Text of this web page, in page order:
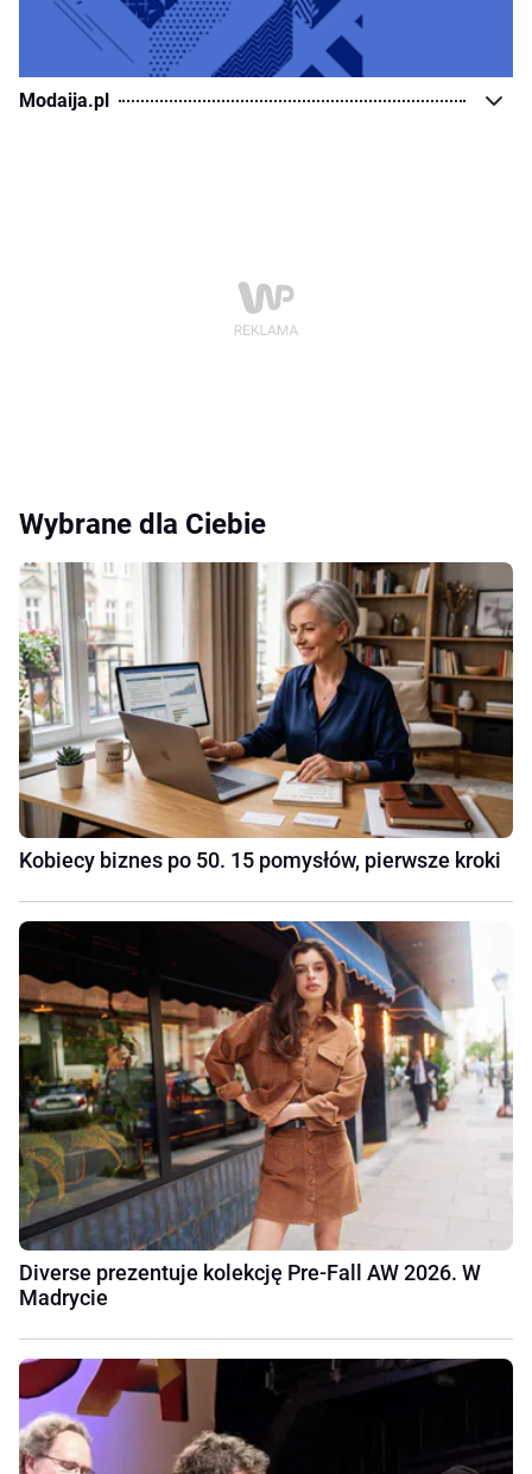
Modaija.pl
Wybrane dla Ciebie
Kobiecy biznes po 50. 15 pomysłów, pierwsze kroki
Diverse prezentuje kolekcję Pre-Fall AW 2026. W
Madrycie